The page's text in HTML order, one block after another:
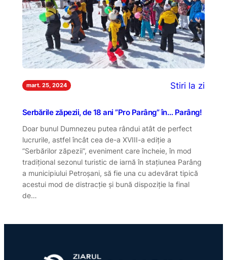
mart. 25, 2024 Stiri la zi
Serbările zăpezii, de 18 ani ”Pro Parâng” în… Parâng!
Doar bunul Dumnezeu putea rândui atât de perfect
lucrurile, astfel încât cea de-a XVIII-a ediție a
”Serbărilor zăpezii”, eveniment care încheie, în mod
tradițional sezonul turistic de iarnă în stațiunea Parâng
a municipiului Petroșani, să fie una cu adevărat tipică
acestui mod de distracție și bună dispoziție la final
de…